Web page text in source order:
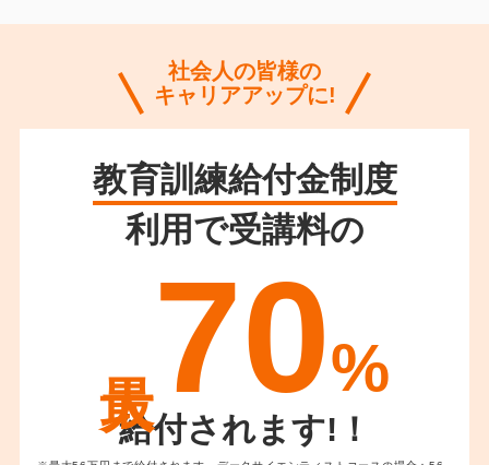
社会人の皆様の
キャリアアップに!
教育訓練給付金制度
利用で受講料の
70%
給付されます!！